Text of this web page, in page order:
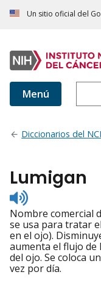
Un sitio oficial del
Menú
Diccionarios del NCI
Lumigan
Listen
to
pronunciation
Nombre comercial
se usa para tratar
en el ojo).
aumenta el flujo de
del ojo. Se coloca
vez por día.